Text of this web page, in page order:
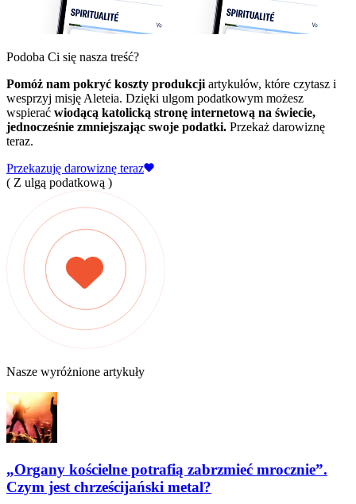
Podoba Ci się nasza treść?
Pomóż nam pokryć koszty produkcji artykułów, które czytasz i
wesprzyj misję Aleteia. Dzięki ulgom podatkowym możesz
wspierać wiodącą katolicką stronę internetową na świecie,
jednocześnie zmniejszając swoje podatki. Przekaż darowiznę
teraz.
Przekazuję darowiznę teraz
( Z ulgą podatkową )
Nasze wyróżnione artykuły
„Organy kościelne potrafią zabrzmieć mrocznie”.
Czym jest chrześcijański metal?